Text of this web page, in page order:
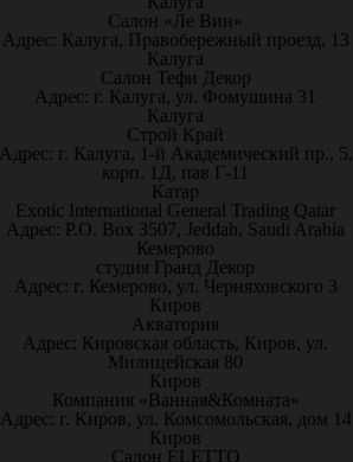
Салон «Ле Вин»
Адрес: Калуга, Правобережный проезд, 13
Калуга
Салон Тефи Декор
Адрес: г. Калуга, ул. Фомушина 31
Калуга
Строй Край
г. Калуга, 1-й Академический пр., 5,
корп. 1Д, пав Г-11
Катар
Exotic International General Trading Qatar
Адрес: P.O. Box 3507, Jeddah, Saudi Arabia
Кемерово
студия Гранд Декор
Адрес: г. Кемерово, ул. Черняховского 3
Киров
Акватория
Адрес: Кировская область, Киров, ул.
Милицейская 80
Киров
Компания «Ванная&Комната»
Адрес: г. Киров, ул. Комсомольская, дом 14
Киров
Салон ELETTO